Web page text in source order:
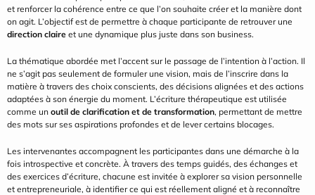
et renforcer la cohérence entre ce que l’on souhaite créer et la manière dont
direction claire et une dynamique plus juste dans son business.
La thématique abordée met l’accent sur le passage de l’intention à l’action. Il
ne s’agit pas seulement de formuler une vision, mais de l’inscrire dans la
matière à travers des choix conscients, des décisions alignées et des actions
adaptées à son énergie du moment. L’écriture thérapeutique est utilisée
comme un outil de clarification et de transformation, permettant de mettre
des mots sur ses aspirations profondes et de lever certains blocages.
Les intervenantes accompagnent les participantes dans une démarche à la
fois introspective et concrète. À travers des temps guidés, des échanges et
des exercices d’écriture, chacune est invitée à explorer sa vision personnelle
et entrepreneuriale, à identifier ce qui est réellement aligné et à reconnaître